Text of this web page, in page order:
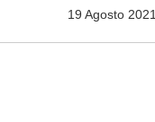
19 Agosto 2021